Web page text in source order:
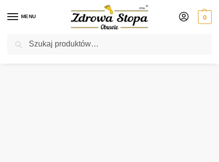
MENU 0
Rabat ⚡ 5% kod: ZDROWASTOPA (na obuwie poza promocją)